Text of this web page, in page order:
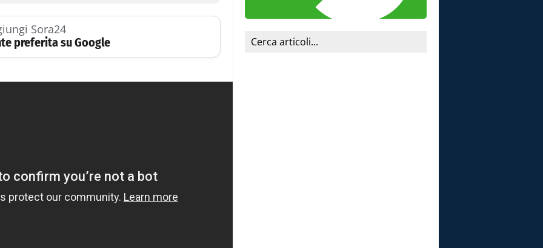
Sora24
preferita su Google